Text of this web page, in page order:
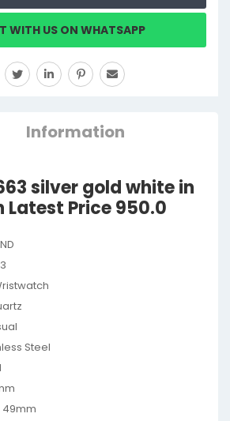
WITH US ON WHATSAPP
Information
silver gold white in
Latest Price 950.0
Steel
49mm